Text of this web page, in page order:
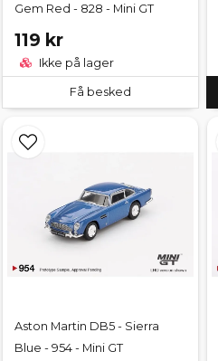
Gem Red - 828 - Mini GT
119 kr
Ikke på lager
Få besked
Aston Martin DB5 - Sierra
Blue - 954 - Mini GT